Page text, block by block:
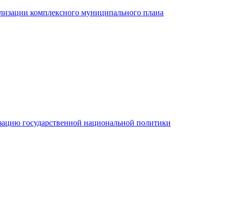
комплексного муниципального плана
государственной национальной политики